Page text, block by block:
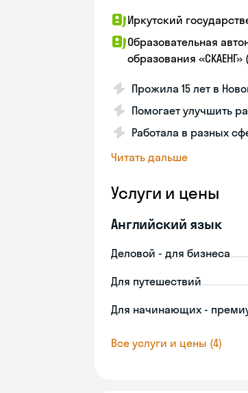
Иркутский
Образовательная
образования «СКАЕНГ»
Прожила 15 лет в
Помогает улучшить
Работала в разных
Читать дальше
Услуги и цены
Английский язык
Деловой - для бизнеса
Для путешествий
Для начинающих -
Все услуги и цены (4)